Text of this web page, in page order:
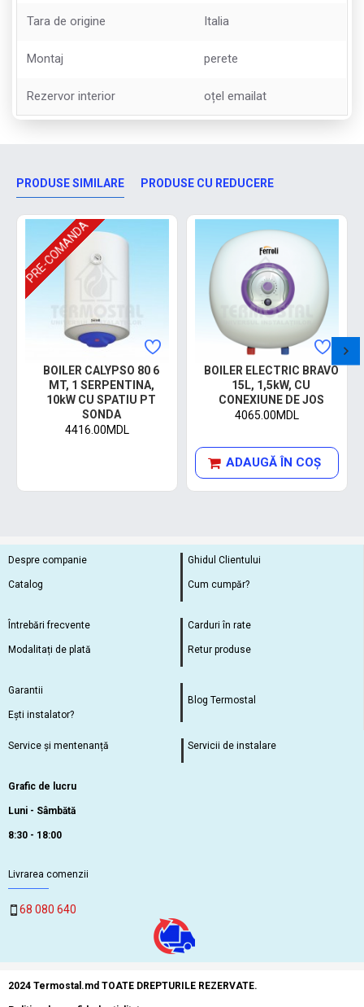
Tara de origine Italia
Montaj perete
Rezervor interior oțel emailat
PRODUSE SIMILARE PRODUSE CU REDUCERE
PRE-COMANDA
BOILER CALYPSO 80 6
MT, 1 SERPENTINA,
10kW CU SPATIU PT
SONDA
4416.00MDL
BOILER ELECTRIC BRAVO
15L, 1,5kW, CU
CONEXIUNE DE JOS
4065.00MDL
ADAUGĂ ÎN COŞ
Despre companie
Catalog
Ghidul Clientului
Cum cumpăr?
Întrebări frecvente
Modalitați de plată
Carduri în rate
Retur produse
Garantii
Ești instalator?
Blog Termostal
Service și mentenanță Servicii de instalare
Grafic de lucru
Luni - Sâmbătă
8:30 - 18:00
Livrarea comenzii
68 080 640
2024 Termostal.md TOATE DREPTURILE REZERVATE.